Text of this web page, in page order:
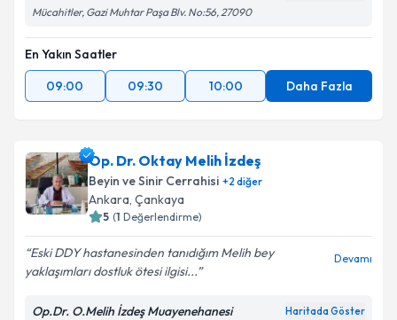
Mücahitler, Gazi Muhtar Paşa Blv. No:56, 27090
En Yakın Saatler
09:00
09:30 10:00 Daha Fazla
Op. Dr. Oktay Melih İzdeş
Beyin ve Sinir Cerrahisi +2 diğer
Ankara, Çankaya
5 (1 Değerlendirme)
Eski DDY hastanesinden tanıdığım Melih bey
yaklaşımları dostluk ötesi ilgisi...
Devamı
Op.Dr. O.Melih İzdeş Muayenehanesi Haritada Göster